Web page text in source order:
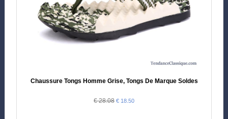
Chaussure Tongs Homme Grise, Tongs De Marque Soldes
€ 28.08 € 18.50